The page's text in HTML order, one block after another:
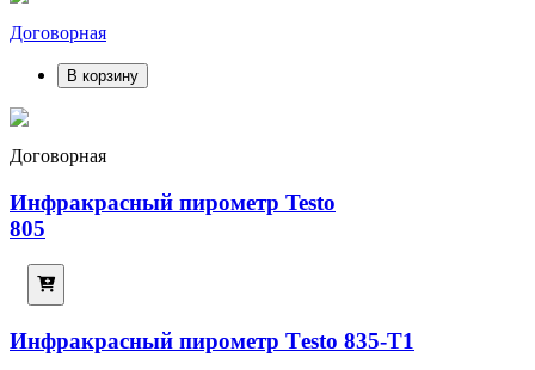
Договорная
В корзину
Договорная
Инфракрасный пирометр Testo
805
Инфракрасный пирометр Тesto 835-T1